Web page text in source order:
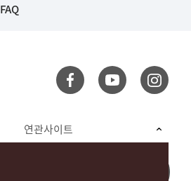
FAQ
연관사이트